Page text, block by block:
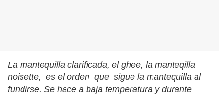
La mantequilla clarificada, el ghee, la manteqilla
noisette, es el orden que sigue la mantequilla al
fundirse. Se hace a baja temperatura y durante